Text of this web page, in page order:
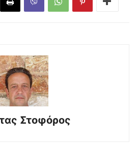
Στοφόρος